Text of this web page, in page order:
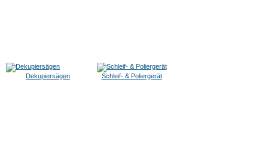
Dekupiersägen Schleif- & Poliergerät